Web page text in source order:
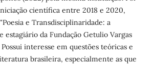
científica entre 2018 e 2020,
e Transdisciplinaridade: a
estagiário da Fundação Getulio Vargas
interesse em questões teóricas e
brasileira, especialmente as que